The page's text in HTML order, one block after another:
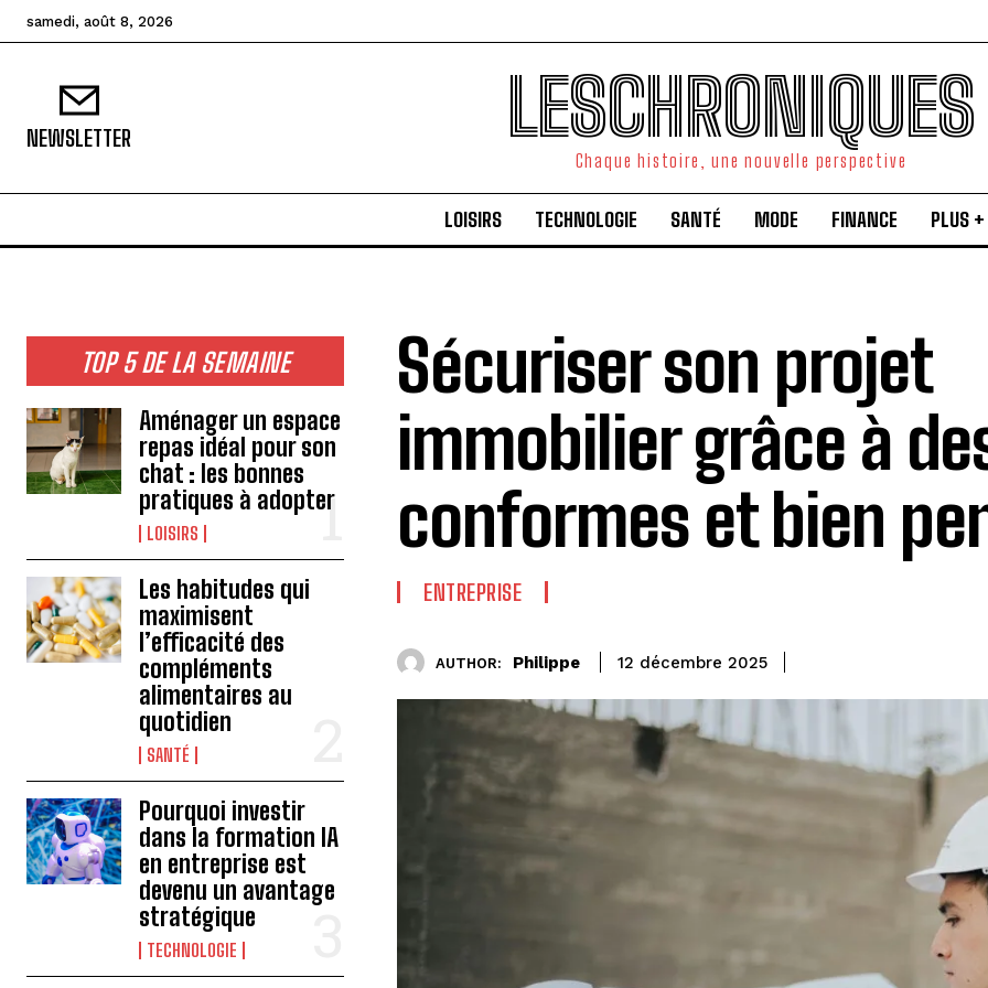
samedi, août 8, 2026
NEWSLETTER LESCHRONIQUES
Chaque histoire, une nouvelle perspective
LOISIRS TECHNOLOGIE SANTÉ MODE FINANCE PLUS +
TOP 5 DE LA SEMAINE
Aménager un espace
repas idéal pour son
chat : les bonnes
pratiques à adopter
LOISIRS
Les habitudes qui
maximisent
l’efficacité des
compléments
alimentaires au
quotidien
SANTÉ
Pourquoi investir
dans la formation IA
en entreprise est
devenu un avantage
stratégique
TECHNOLOGIE
Sécuriser son projet
immobilier grâce à
conformes et bien
ENTREPRISE
AUTHOR: Philippe 12 décembre 2025